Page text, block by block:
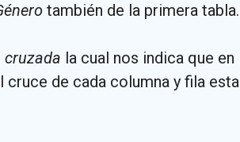
también de la primera tabla.
la cual nos indica que
de cada columna y fila